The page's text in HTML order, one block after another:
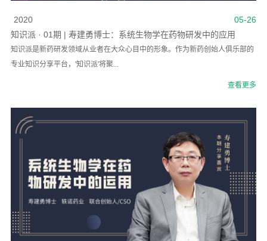
05-26
2020
知识派 · 01期 | 寿建勇博士：系统生物学在药物研发中的应用
知识派是新药研发领域从业者在大众心目中的形象。作为新药创始人俱乐部的
专业知识分享平台，'知识派'将聚...
查看更多